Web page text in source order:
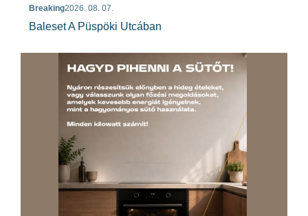
Breaking2026. 08. 07.
Baleset A Püspöki Utcában